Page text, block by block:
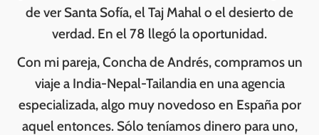
de ver Santa Sofía, el Taj Mahal o el desierto de
verdad. En el 78 llegó la oportunidad.
Con mi pareja, Concha de Andrés, compramos un
viaje a India-Nepal-Tailandia en una agencia
especializada, algo muy novedoso en España por
aquel entonces. Sólo teníamos dinero para uno,